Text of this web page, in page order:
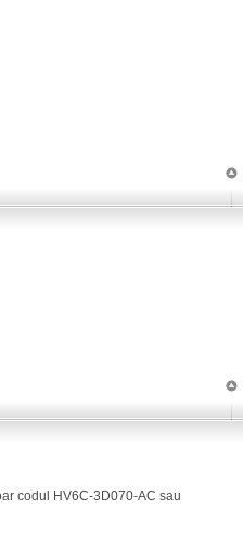
codul HV6C-3D070-AC sau